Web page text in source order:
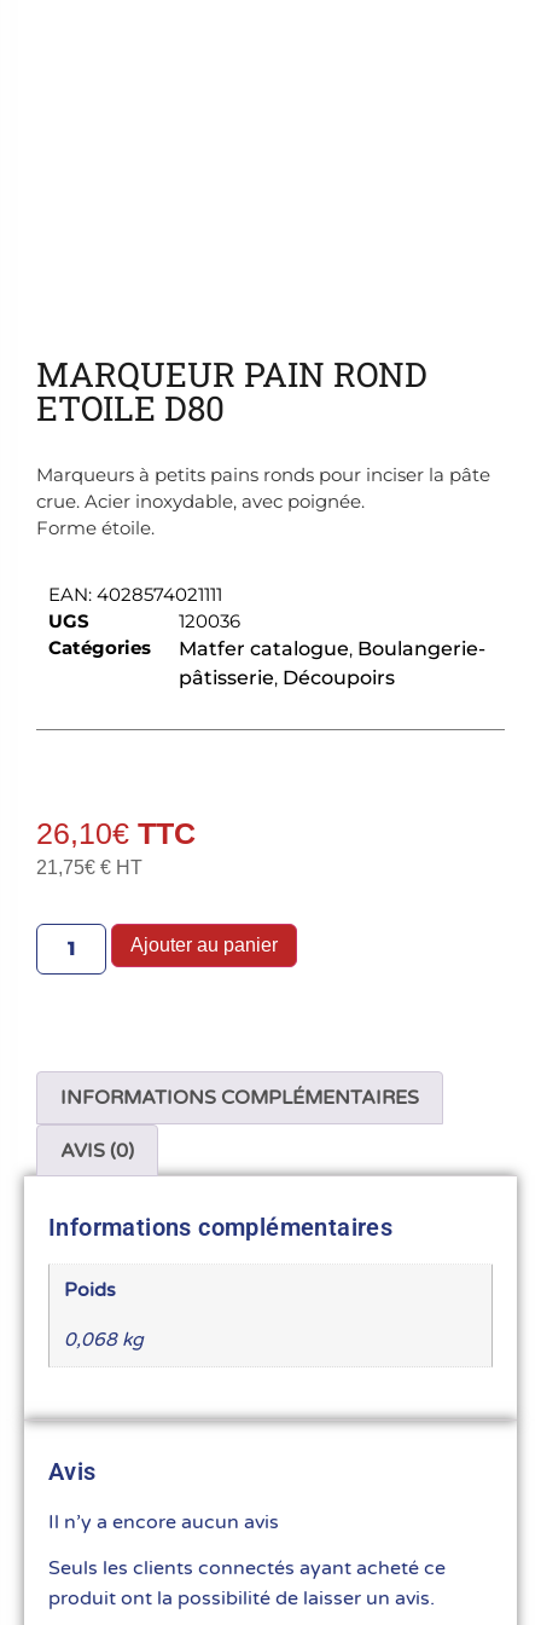
MARQUEUR PAIN ROND
ETOILE D80
Marqueurs à petits pains ronds pour inciser la pâte
crue. Acier inoxydable, avec poignée.
Forme étoile.
EAN: 4028574021111
UGS
120036
Catégories
Matfer catalogue, Boulangerie-
pâtisserie, Découpoirs
26,10€
21,75€ € HT
Ajouter au panier
INFORMATIONS COMPLÉMENTAIRES
AVIS (0)
Informations complémentaires
Poids
0,068 kg
Avis
Il n’y a encore aucun avis
Seuls les clients connectés ayant acheté ce
produit ont la possibilité de laisser un avis.